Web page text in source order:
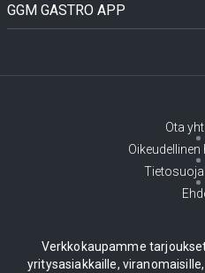
GGM GASTRO APP
Ota
Verkkokaupamme
yritysasiakkaille,